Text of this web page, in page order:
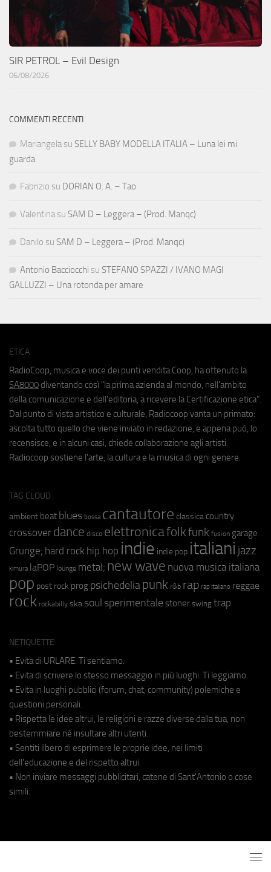
SIR PETROL – Evil Design
06/08/2026
COMMENTI RECENTI
Mariangela su SELLY BABY MODELLA ITALIA – Luna lei mi
guarda
Fabrizio su DORIAN O. A. – Tao
Valentina su SAM D – Leggera – (Prod. Manqc)
Danilo su SAM D – Leggera – (Prod. Manqc)
Antonio Bacciocchi su STEFANO SPAZZI / IVANO MAGI
GALLUZZI – Una rotonda per amare
ETICA
RadioCoop, musica e voce dei punti vendita Coop, ha ottenuto la
SA8000 diventando così "la prima azienda al mondo, nell'ambito
della comunicazione e dell'editoria, a ricevere la Certificazione etica".
Dal punto di vista artistico e culturale, Radiocoop vanta un primato:
ascolta tutto quello che viene inviato in redazione, e appena può, lo
recensisce, e in alcuni casi, chiede collaborazione agli artisti.
Radiocoop sostiene l'arte, la cultura e la musica di ogni genere.
TAG CLOUD
ambient beat blues bossa cantautore classica country
crossover dance disco elettronicafolkfunk fusion garage
Grunge; hard rock hip hop indie indie pop italiani jazz
kimura laPOP lounge metal; new wave nuova musica italiana
pop post rock prog psichedeliapunk r&b rap rap italiano reggae
rock rockabilly ska soul sperimentale stoner swing trap
NETIQUETTE
• Evita di URLARE. Ti sentiamo.
• Evita di scrivere lo stesso messaggio in più luoghi. Ti leggiamo.
• Evita in luoghi pubblici (forum, chat, community) polemiche e
questioni personali.
• Rispetta le idee altrui, le religioni e razze diverse dalla tua, non
bestemmiare né insultare altri utenti.
• Sentiti libero di esprimere le proprie idee, nei limiti
dell'educazione e del rispetto altrui.
• Non inviare messaggi pubblicitari, catene di Sant'Antonio o cose
simili.